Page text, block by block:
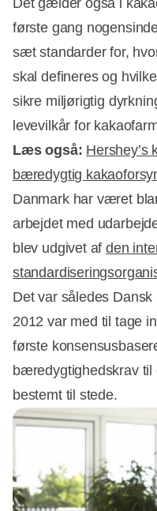
første gang
sæt standarder for,
skal defineres og
sikre miljørigtig
levevilkår for
Læs også: Hershey’s
bæredygtig
Danmark har været
arbejdet med
blev udgivet afden
Det var således
2012 var med til tage
første
bæredygtighedskrav til
bestemt til stede.